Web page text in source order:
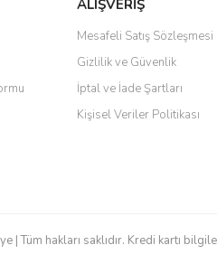
kalitesiz, bozuk veya görüntülenemiyor.
eksik bilgiler bulunuyor.
hatalar bulunuyor.
diğer sitelerden daha pahalı.
benzer farklı alternatifler olmalı.
ALIŞVERİŞ
Mesafeli Satış Sözleşmesi
Gizlilik ve Güvenlik
İptal ve İade Şartları
Kişisel Veriler Politikası
| Tüm hakları saklıdır. Kredi kartı